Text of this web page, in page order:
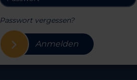
Passwort vergessen?
Anmelden